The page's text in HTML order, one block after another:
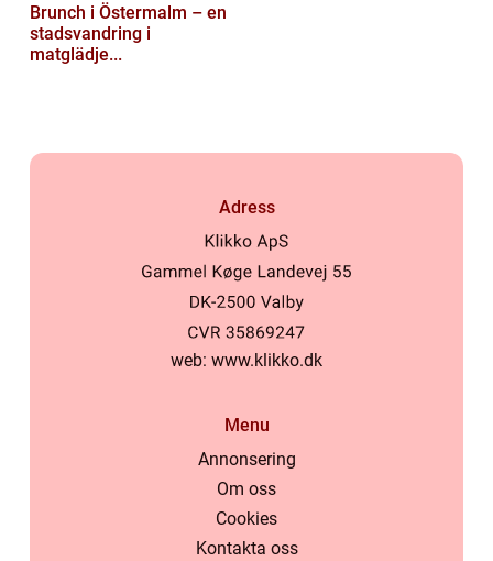
Brunch i Östermalm – en
stadsvandring i
matglädje...
Adress
web: www.klikko.dk
Menu
Annonsering
Om oss
Cookies
Kontakta oss